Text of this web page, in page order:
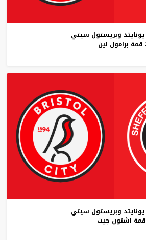
يونايتد وبريستول سيتي
قمة برامول لين
يونايتد وبريستول سيتي
قمة اشتون جيت